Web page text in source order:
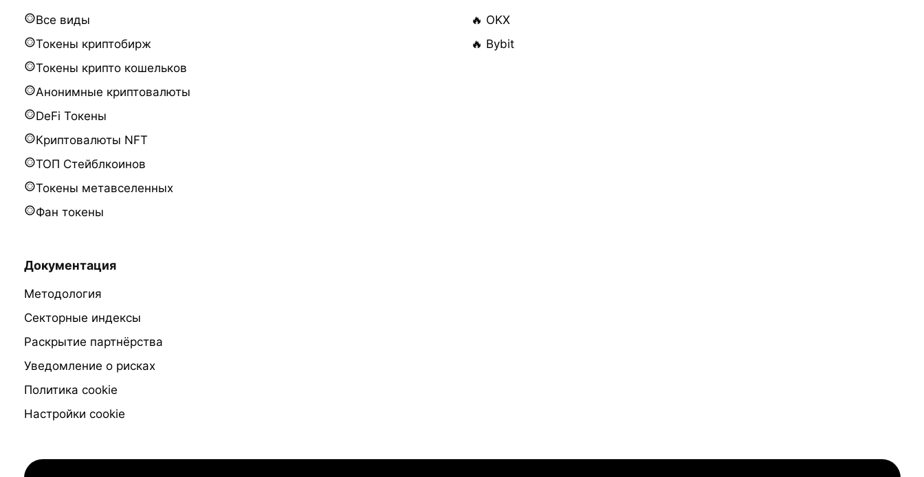
Все виды
Токены криптобирж
Токены крипто кошельков
Анонимные криптовалюты
DeFi Токены
Криптовалюты NFT
ТОП Стейблкоинов
Токены метавселенных
Фан токены
🔥 OKX
🔥 Bybit
Документация
Методология
Секторные индексы
Раскрытие партнёрства
Уведомление о рисках
Политика cookie
Настройки cookie